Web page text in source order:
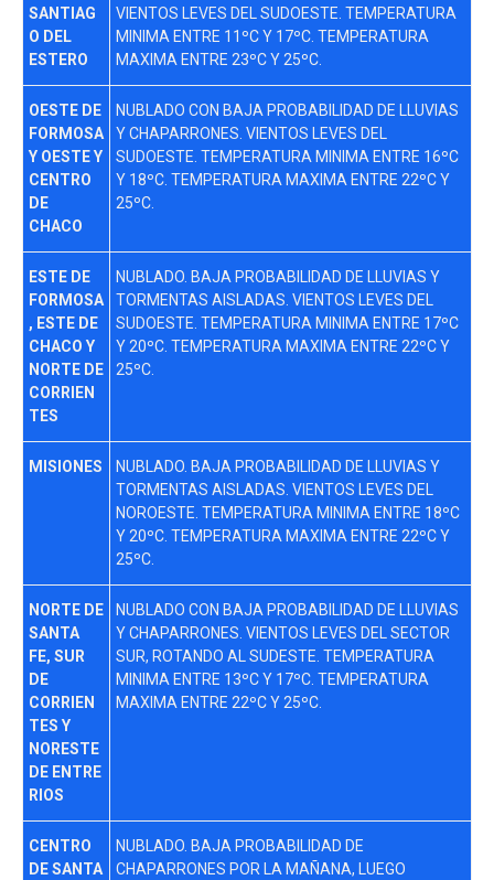
SANTIAG
O DEL
ESTERO
VIENTOS LEVES DEL SUDOESTE. TEMPERATURA
MINIMA ENTRE 11ºC Y 17ºC. TEMPERATURA
MAXIMA ENTRE 23ºC Y 25ºC.
OESTE DE
FORMOSA
Y OESTE Y
CENTRO
DE
CHACO
NUBLADO CON BAJA PROBABILIDAD DE LLUVIAS
Y CHAPARRONES. VIENTOS LEVES DEL
SUDOESTE. TEMPERATURA MINIMA ENTRE 16ºC
Y 18ºC. TEMPERATURA MAXIMA ENTRE 22ºC Y
25ºC.
ESTE DE
FORMOSA
, ESTE DE
CHACO Y
NORTE DE
CORRIEN
TES
NUBLADO. BAJA PROBABILIDAD DE LLUVIAS Y
TORMENTAS AISLADAS. VIENTOS LEVES DEL
SUDOESTE. TEMPERATURA MINIMA ENTRE 17ºC
Y 20ºC. TEMPERATURA MAXIMA ENTRE 22ºC Y
25ºC.
MISIONES
NUBLADO. BAJA PROBABILIDAD DE LLUVIAS Y
TORMENTAS AISLADAS. VIENTOS LEVES DEL
NOROESTE. TEMPERATURA MINIMA ENTRE 18ºC
Y 20ºC. TEMPERATURA MAXIMA ENTRE 22ºC Y
25ºC.
NORTE DE
SANTA
FE, SUR
DE
CORRIEN
TES Y
NORESTE
DE ENTRE
RIOS
NUBLADO CON BAJA PROBABILIDAD DE LLUVIAS
Y CHAPARRONES. VIENTOS LEVES DEL SECTOR
SUR, ROTANDO AL SUDESTE. TEMPERATURA
MINIMA ENTRE 13ºC Y 17ºC. TEMPERATURA
MAXIMA ENTRE 22ºC Y 25ºC.
CENTRO
DE SANTA
NUBLADO. BAJA PROBABILIDAD DE
CHAPARRONES POR LA MAÑANA, LUEGO